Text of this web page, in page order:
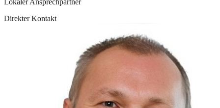
Lokaler Ansprechpartner
Direkter Kontakt